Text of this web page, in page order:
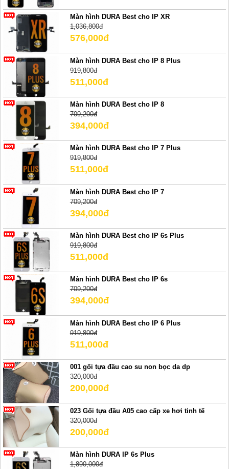
Màn hình DURA Best cho IP XR
1,036,800đ
576,000đ
Màn hình DURA Best cho IP 8 Plus
919,800đ
511,000đ
Màn hình DURA Best cho IP 8
709,200đ
394,000đ
Màn hình DURA Best cho IP 7 Plus
919,800đ
511,000đ
Màn hình DURA Best cho IP 7
709,200đ
394,000đ
Màn hình DURA Best cho IP 6s Plus
919,800đ
511,000đ
Màn hình DURA Best cho IP 6s
709,200đ
394,000đ
Màn hình DURA Best cho IP 6 Plus
919,800đ
511,000đ
001 gối tựa đầu cao su non bọc da dp
320,000đ
200,000đ
023 Gối tựa đầu A05 cao cấp xe hơi tinh tế
320,000đ
200,000đ
Màn hình DURA IP 6s Plus
1,890,000đ